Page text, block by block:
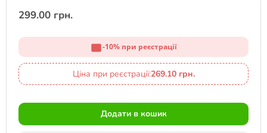
299.00 грн.
-10% при реєстрації
Ціна при реєстрації:269.10 грн.
Додати в кошик